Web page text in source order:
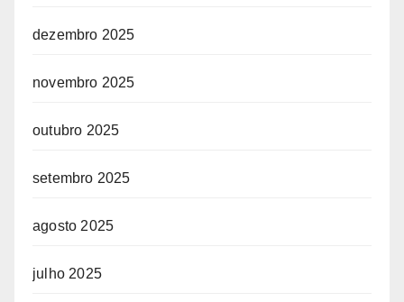
dezembro 2025
novembro 2025
outubro 2025
setembro 2025
agosto 2025
julho 2025